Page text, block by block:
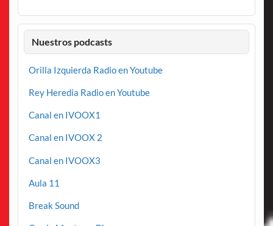
Nuestros podcasts
Orilla Izquierda Radio en Youtube
Rey Heredia Radio en Youtube
Canal en IVOOX1
Canal en IVOOX 2
Canal en IVOOX3
Aula 11
Break Sound